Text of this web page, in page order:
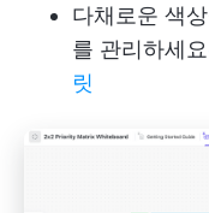
다채로운 색
를 관리하세요
릿